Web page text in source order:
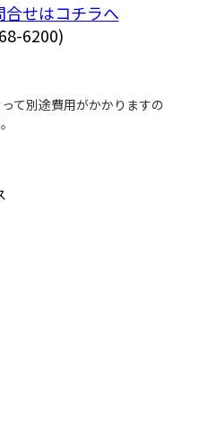
せはコチラへ
6200)
て別途費用がかかりますの